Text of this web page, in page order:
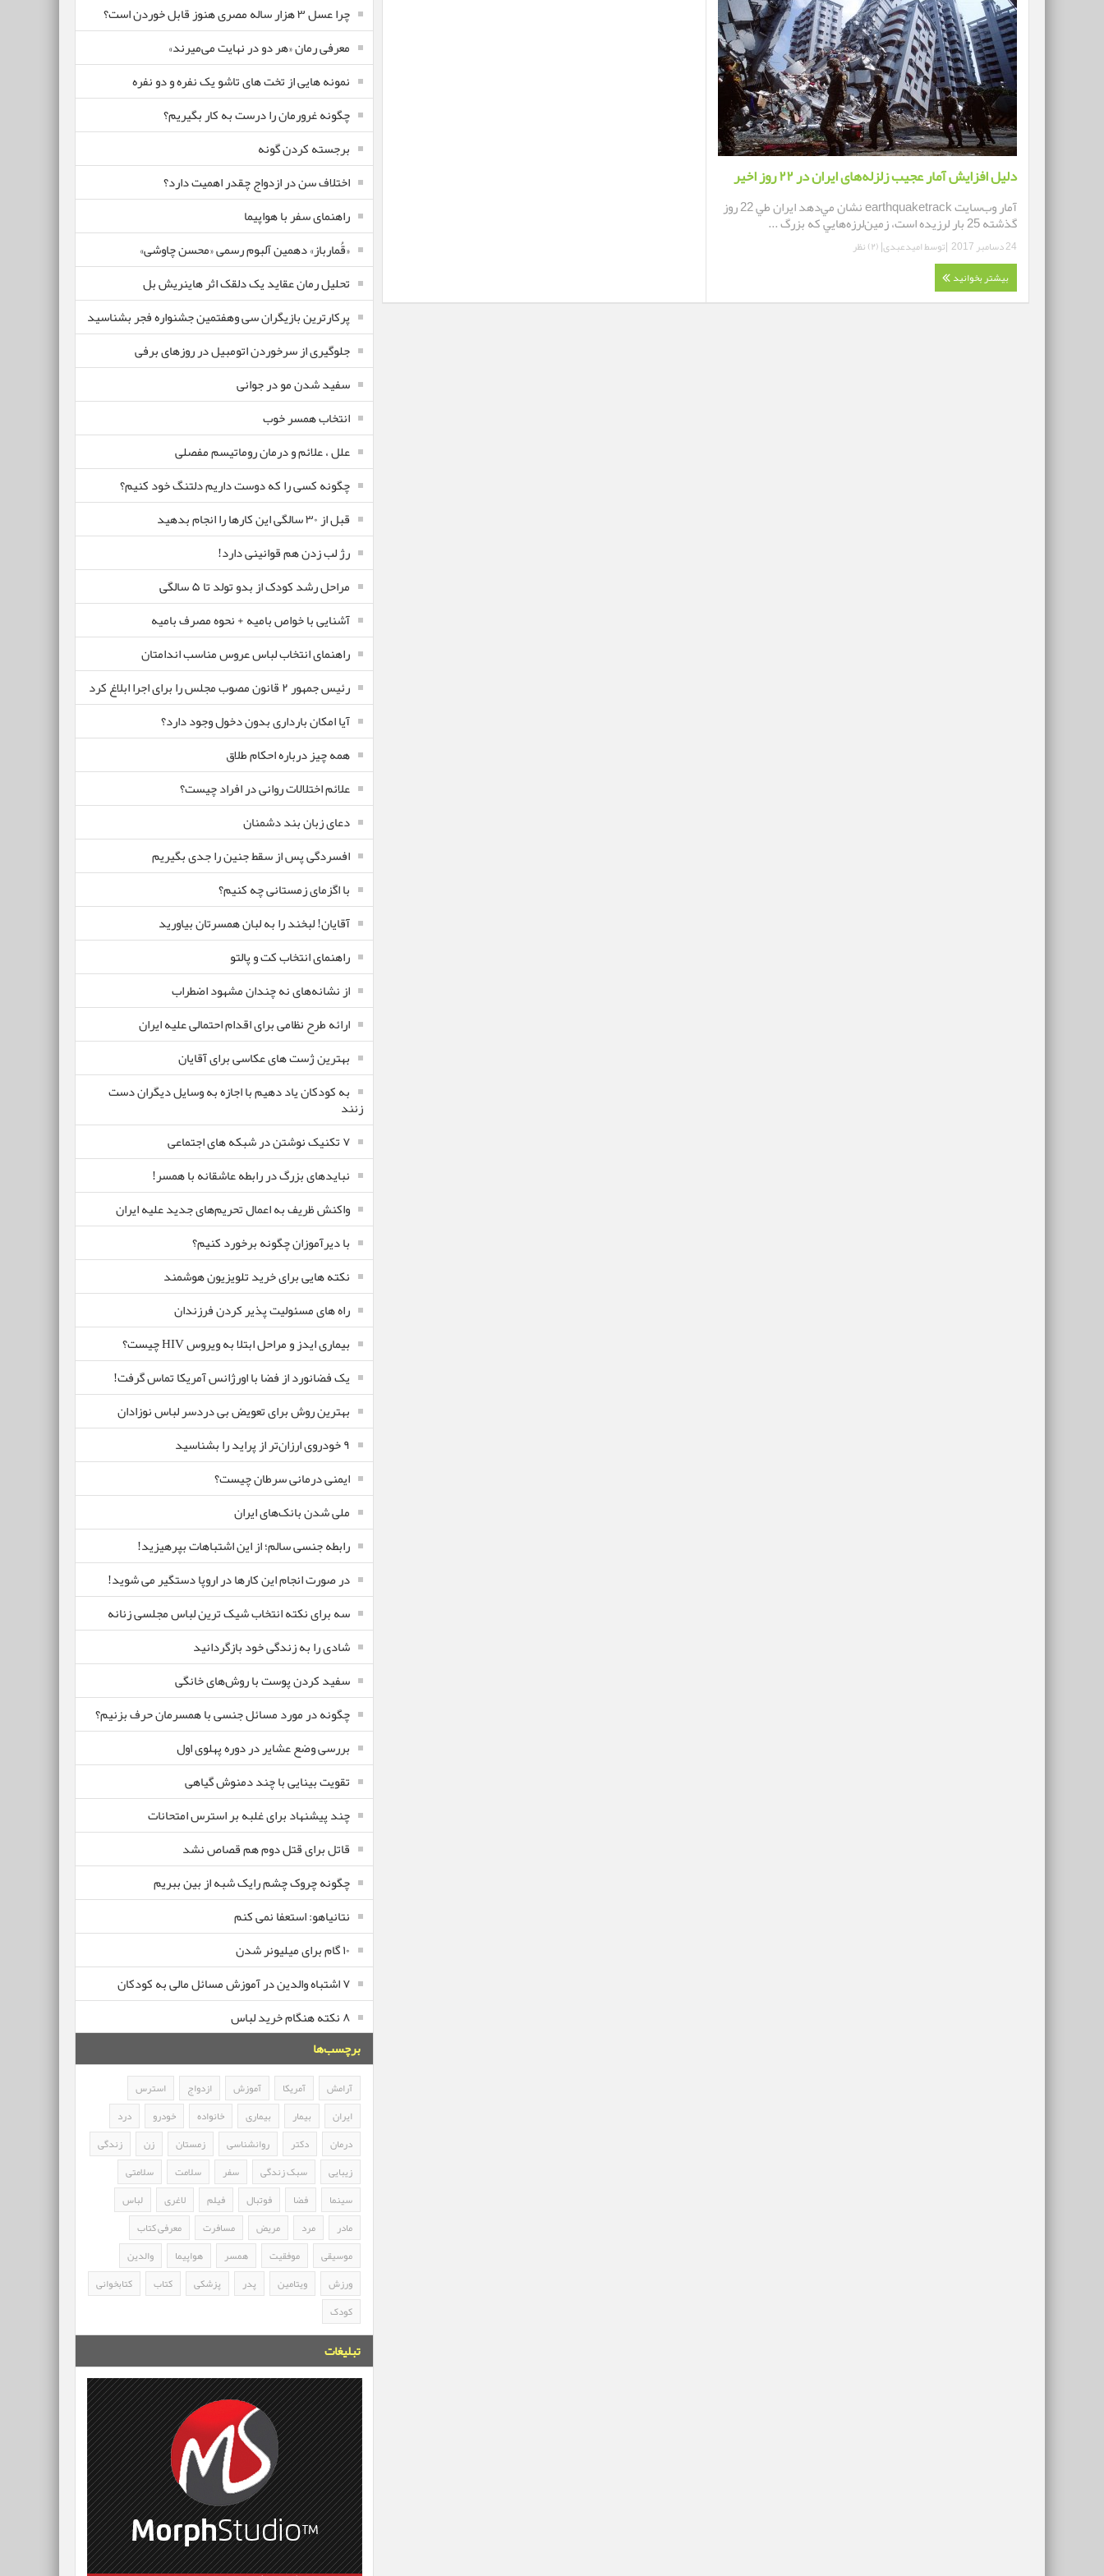
دلیل افزایش آمار عجیب زلزله‌های ایران در ۲۲ روز اخیر
آمار وب‌سايت earthquaketrack نشان مي‌دهد ايران طي 22 روز
گذشته 25 بار لرزيده‌ است، زمين‌لرزه‌هايي كه بزرگ ...
24 دسامبر 2017 |توسطامیدعبدی|(۲) نظر
بیشتر بخوانید
چرا عسل ۳ هزار ساله‌ مصری هنوز قابل خوردن است؟
معرفی رمان «هر دو در نهایت می‌میرند»
نمونه هایی از تخت های تاشو یک نفره و دو نفره
چگونه غرورمان را درست به کار بگیریم؟
برجسته کردن گونه
اختلاف سن در ازدواج چقدر اهمیت دارد؟
راهنمای سفر با هواپیما
«قُمارباز» دهمین آلبوم رسمی «محسن چاوشی»
تحلیل رمان عقاید یک دلقک اثر هاینریش بل
پرکارترین بازیگران سی وهفتمین جشنواره فجر بشناسید
جلوگیری از سرخوردن اتومبیل در روزهای برفی
سفید شدن مو در جوانی
انتخاب همسر خوب
علل ، علائم و درمان روماتیسم مفصلی
چگونه کسی را که دوست داریم دلتنگ خود کنیم؟
قبل از ۳۰ سالگی این کارها را انجام بدهید
رژ لب زدن هم قوانینی دارد!
مراحل رشد کودک از بدو تولد تا ۵ سالگی
آشنایی با خواص بامیه + نحوه مصرف بامیه
راهنمای انتخاب لباس عروس مناسب اندامتان
رئیس جمهور ۲ قانون مصوب مجلس را برای اجرا ابلاغ کرد
آیا امکان بارداری بدون دخول وجود دارد؟
همه چیز درباره احکام طلاق
علائم اختلالات روانی در افراد چیست؟
دعای زبان بند دشمنان
افسردگی پس از سقط جنین را جدی بگیریم
با اگزمای زمستانی چه کنیم؟
آقایان! لبخند را به لبان همسرتان بیاورید
راهنمای انتخاب کت و پالتو
از نشانه‌های نه چندان مشهود اضطراب
ارائه طرح نظامی برای اقدام احتمالی علیه ایران
بهترین ژست های عکاسی برای آقایان
به کودکان یاد دهیم با اجازه به وسایل دیگران دست
زنند
۷ تکنیک نوشتن در شبکه های اجتماعی
نبایدهای بزرگ در رابطه عاشقانه با همسر!
واکنش ظریف به اعمال تحریم‌های جدید علیه ایران
با دیرآموزان چگونه برخورد کنیم؟
نکته هایی برای خرید تلویزیون هوشمند
راه های مسئولیت پذیر کردن فرزندان
بیماری ایدز و مراحل ابتلا به ویروس HIV چیست؟
یک فضانورد از فضا با اورژانس آمریکا تماس گرفت!
بهترین روش برای تعویض بی دردسر لباس نوزادان
٩ خودروی ارزان‌تر از پراید را بشناسید
ایمنی درمانی سرطان چیست؟
ملی شدن بانک‌های ایران
رابطه جنسی سالم؛ از این اشتباهات بپرهیزید!
در صورت انجام این کارها در اروپا دستگیر می شوید!
سه برای نکته انتخاب شیک ترین لباس مجلسی زنانه
شادی را به زندگی خود بازگردانید
سفید کردن پوست با روش‌های خانگی
چگونه در مورد مسائل جنسی با همسرمان حرف بزنیم؟
بررسی وضع عشایر در دوره پهلوی اول
تقویت بینایی با چند دمنوش گیاهی
چند پیشنهاد برای غلبه بر استرس امتحانات
قاتل برای قتل دوم هم قصاص نشد
چگونه چروک چشم رایک شبه از بین ببریم
نتانیاهو: استعفا نمی کنم
۱۰ گام برای میلیونر شدن
۷ اشتباه والدین در آموزش مسائل مالی به کودکان
۸ نکته هنگام خرید لباس
برچسب‌ها
آرامش آمریکا آموزش ازدواج
استرس
ایران
بیمار بیماری خانواده خودرو
درد
درمان
دکتر روانشناسی زمستان زن
زندگی
زیبایی
سبک زندگی سفر سلامت
سلامتی
سینما
فضا فوتبال فیلم لاغری
لباس
مادر
مرد مریض مسافرت
معرفی کتاب
موسیقی
موفقیت همسر هواپیما
والدین
ورزش
ویتامین پدر پزشکی کتاب
کتابخوانی
کودک
تبلیغات